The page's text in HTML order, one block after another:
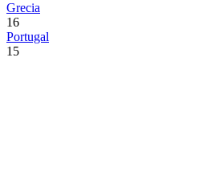
Grecia
16
Portugal
15